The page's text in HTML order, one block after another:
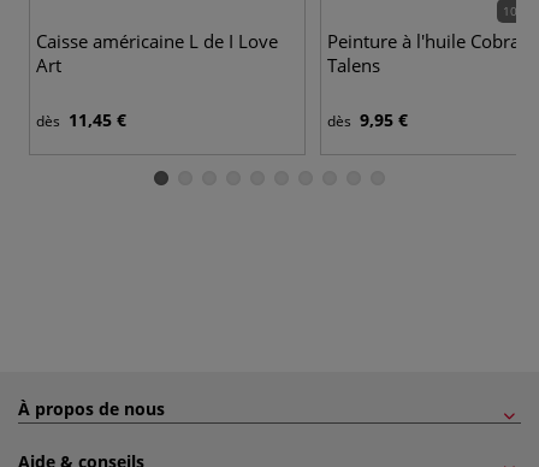
Caisse américaine L de I Love
Art
dès 11,45 €
100
Peinture à l'huile Cobra
Talens
dès 9,95 €
À propos de nous
Aide & conseils